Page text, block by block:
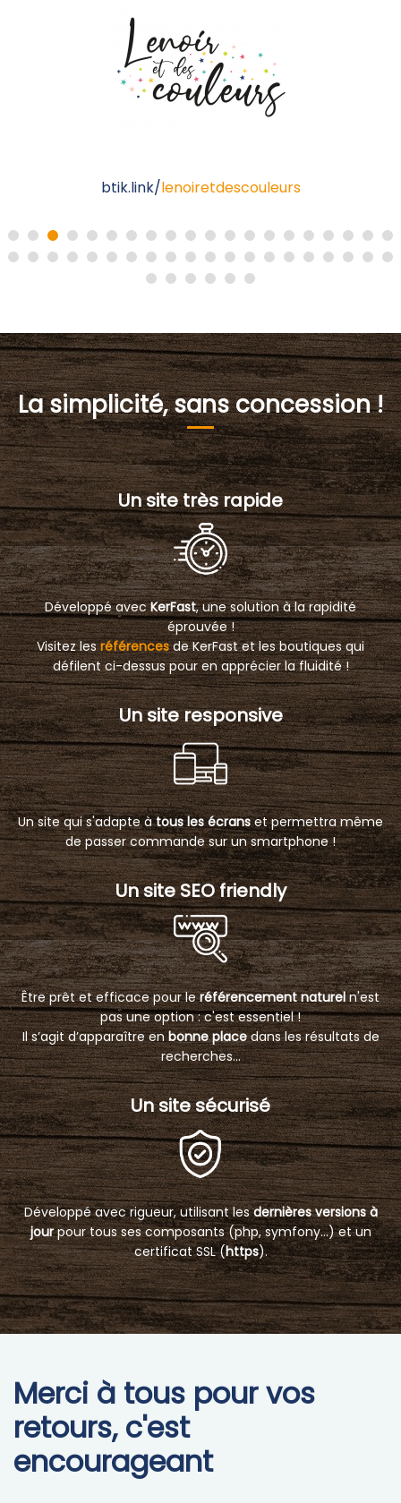
btik.link/lenoiretdescouleurs
La simplicité, sans concession !
Un site très rapide
Développé avecKerFast, une solution à la rapidité
éprouvée !
Visitez lesréférencesde KerFast et les boutiques qui
défilent ci-dessus pour en apprécier la fluidité !
Un site responsive
Un site qui s'adapte àtous les écranset permettra même
de passer commande sur un smartphone !
Un site SEO friendly
Être prêt et efficace pour leréférencement natureln'est
pas une option : c'est essentiel !
Il s’agit d’apparaître enbonne placedans les résultats de
recherches...
Un site sécurisé
Développé avec rigueur, utilisant lesdernières versions à
jourpour tous ses composants (php, symfony...) et un
certificat SSL (https).
Merci à tous pour vos
retours, c'est
encourageant